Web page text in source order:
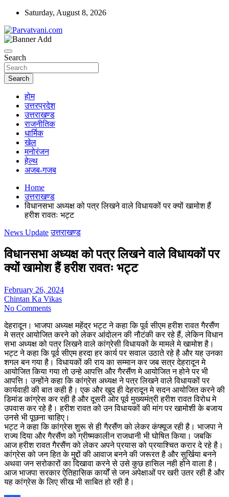
Skip
content
Saturday, August 8, 2026
Parvatvani.com
Search
Search
होम
उत्तरप्रदेश
उत्तराखण्ड
राजनीतिक
धार्मिक
खेल
मनोरंजन
हेल्थ
अजब-गजब
Home
उत्तराखण्ड
विधानसभा अध्यक्ष को पत्र लिखने वाले विधायकों पर क्यों खामोश हैं
हरीश रावतः भट्ट
News Update उत्तराखण्ड
विधानसभा अध्यक्ष को पत्र लिखने वाले विधायकों पर
क्यों खामोश हैं हरीश रावतः भट्ट
February 26, 2024
Chintan Ka Vikas
No Comments
देहरादून। भाजपा अध्यक्ष महेंद्र भट्ट ने कहा कि पूर्व सीएम हरीश रावत गैरसैंण
मे सत्र आयोजित करने को लेकर आंदोलन की नौटंकी कर रहे हैं, लेकिन विधान
सभा अध्यक्ष को पत्र लिखने वाले कांग्रेसी विधायकों के मामले मे खामोश है।
भट्ट ने कहा कि पूर्व सीएम हरदा हर कार्य पर सवाल उठाते रहे है और यह उनका
शगल बन गया है। विधायकों की राय का सम्मान कर जब सत्र देहरादून मे
आयोजित किया गया तो उन्हे आपत्ति और गैरसैंण मे आयोजित न होने पर भी
आपत्ति। उन्होंने कहा कि कांग्रेस अध्यक्ष ने पत्र लिखने वाले विधायकों पर
कार्यवाही की बात कही है। एक और खुद ही देहरादून मे सदन आयोजित करने की
डिमांड कांग्रेस कर रही है और दूसरी ओर पूर्व मुख्यमंत्री हरीश रावत विरोध मे
उपवास कर रहे है। हरीश रावत को उन विधायकों की मांग पर खामोशी के बजाय
उनसे भी पूछना चाहिए।
भट्ट ने कहा कि कांग्रेस शुरू से ही गैरसैंण को लेकर कंफ्यूज रही है। भाजपा ने
राज्य दिया और गैरसैंण को ग्रीष्मकालीन राजधानी भी घोषित किया। जबकि
आज हरीश रावत गैरसैंण को लेकर अपने प्रयास को प्रयाश्चित करार दे रहे है।
कांग्रेस को जन हित के मुद्दों की आवाज बनने की जरूरत है और सुर्खिया बनने
अथवा जन सरोकारों का दिखावा करने से उसे कुछ हासिल नही होने वाला है।
आज भाजपा सरकार ऐतिहासिक कार्यों से जन अपेक्षाओं पर खरी उतर रही है और
यह कांग्रेस के लिए सीख भी साबित हो रही है।